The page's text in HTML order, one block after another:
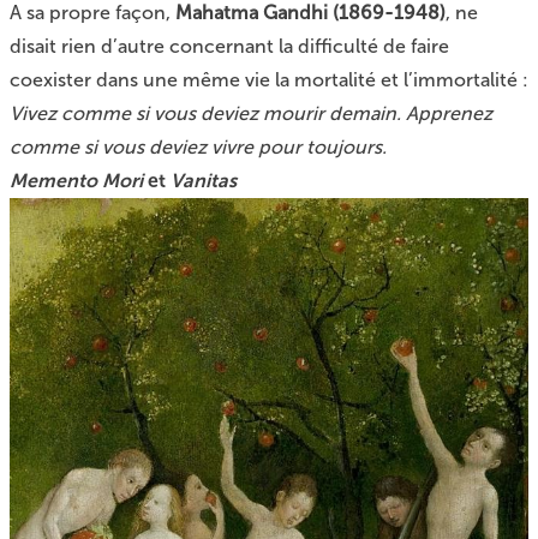
A sa propre façon, Mahatma Gandhi (1869-1948), ne
disait rien d’autre concernant la difficulté de faire
coexister dans une même vie la mortalité et l’immortalité :
Vivez comme si vous deviez mourir demain. Apprenez
comme si vous deviez vivre pour toujours.
Memento Moriet Vanitas